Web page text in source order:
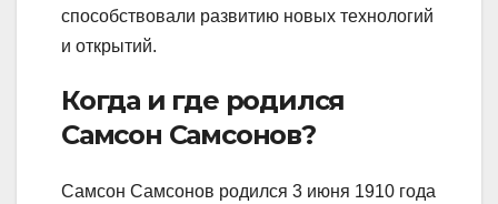
способствовали развитию новых технологий
и открытий.
Когда и где родился
Самсон Самсонов?
Самсон Самсонов родился 3 июня 1910 года